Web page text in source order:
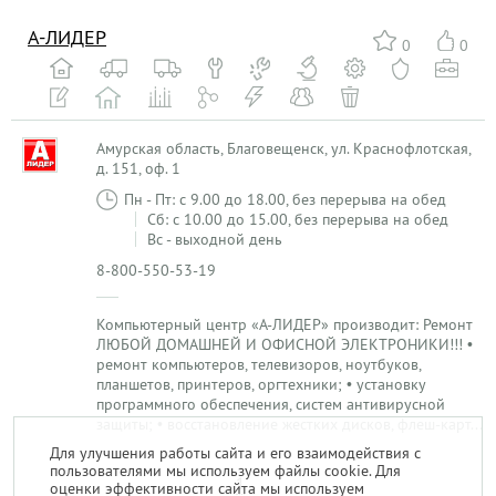
0 0
А-ЛИДЕР
Амурская область, Благовещенск, ул. Краснофлотская,
д. 151, оф. 1
Пн - Пт: с 9.00 до 18.00, без перерыва на обед
Сб: с 10.00 до 15.00, без перерыва на обед
Вс - выходной день
8-800-550-53-19
Компьютерный центр «А-ЛИДЕР» производит: Ремонт
ЛЮБОЙ ДОМАШНЕЙ И ОФИСНОЙ ЭЛЕКТРОНИКИ!!! •
ремонт компьютеров, телевизоров, ноутбуков,
планшетов, принтеров, оргтехники; • установку
программного обеспечения, систем антивирусной
1
Для улучшения работы сайта и его взаимодействия с
пользователями мы используем файлы cookie. Для
оценки эффективности сайта мы используем